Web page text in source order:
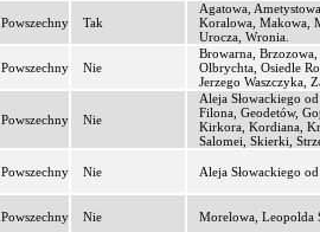
Powszechny Tak
Agatowa,
Koralowa, Makowa,
Urocza, Wronia.
Powszechny Nie
Browarna, Brzozowa,
Olbrychta, Osiedle
Jerzego Waszczyka,
Powszechny Nie
Aleja Słowackiego
Filona, Geodetów,
Kirkora, Kordiana,
Salomei, Skierki,
Powszechny Nie Aleja Słowackiego
Powszechny Nie Morelowa, Leopolda